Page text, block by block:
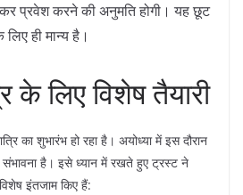
कर प्रवेश करने की अनुमति होगी। यह छूट
ही मान्य है।
के लिए विशेष तैयारी
का शुभारंभ हो रहा है। अयोध्या में इस दौरान
है। इसे ध्यान में रखते हुए ट्रस्ट ने
इंतजाम किए हैं: